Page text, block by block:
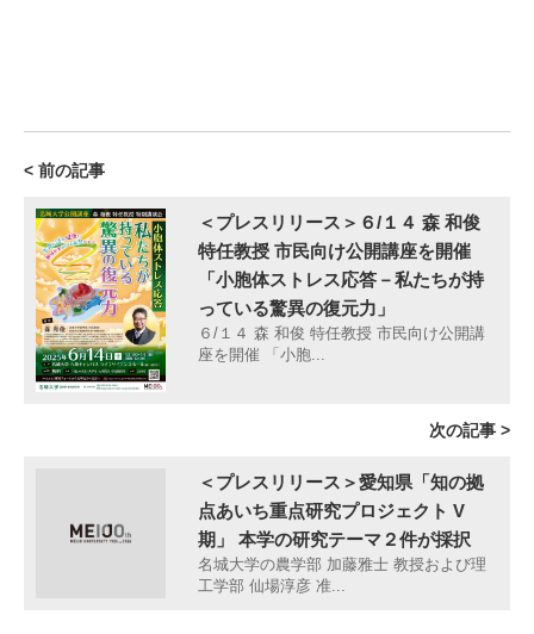
< 前の記事
＜プレスリリース＞６/１４ 森 和俊
特任教授 市民向け公開講座を開催
「小胞体ストレス応答－私たちが持
っている驚異の復元力」
６/１４ 森 和俊 特任教授 市民向け公開講
座を開催 「小胞...
次の記事 >
＜プレスリリース＞愛知県「知の拠
点あいち重点研究プロジェクト V
期」 本学の研究テーマ２件が採択
名城大学の農学部 加藤雅士 教授および理
工学部 仙場淳彦 准...